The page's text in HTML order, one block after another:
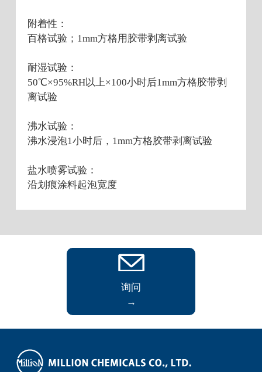
附着性：
百格试验；1mm方格用胶带剥离试验
耐湿试验：
50℃×95%RH以上×100小时后1mm方格胶带剥
离试验
沸水试验：
沸水浸泡1小时后，1mm方格胶带剥离试验
盐水喷雾试验：
沿划痕涂料起泡宽度
询问
→